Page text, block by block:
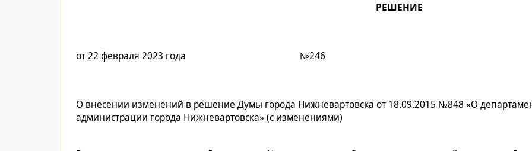
РЕШЕНИЕ
от 22 февраля 2023 года №246
О внесении изменений в решение Думы города Нижневартовска от 18.09.2015 №848 «О
администрации города Нижневартовска» (с изменениями)